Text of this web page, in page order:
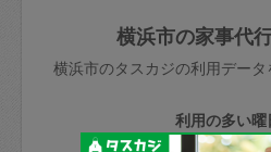
依頼者不在による当
金額の100%＋交通費
※例：依頼日時／土曜
合、水曜日午前9時以
きた場合は損害保険
ご注意ください。
玉、など
あわせてこちらも参
はありますか？
横浜市の家事代
横浜市のタスカジの利用データ
利用の多い曜